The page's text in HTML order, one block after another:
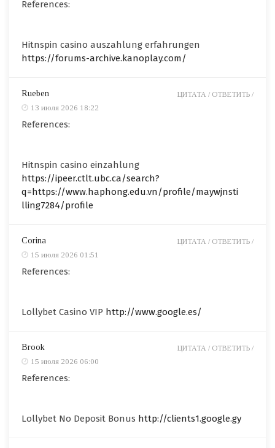
References:
Hitnspin casino auszahlung erfahrungen
https://forums-archive.kanoplay.com/
Rueben
13 июля 2026 18:22
References:
Hitnspin casino einzahlung
https://ipeer.ctlt.ubc.ca/search?
q=https://www.haphong.edu.vn/profile/maywjnsti
lling7284/profile
ЦИТАТА / ОТВЕТИТЬ /
Corina
15 июля 2026 01:51
References:
Lollybet Casino VIP http://www.google.es/
ЦИТАТА / ОТВЕТИТЬ /
Brook
15 июля 2026 06:00
References:
Lollybet No Deposit Bonus http://clients1.google.gy
ЦИТАТА / ОТВЕТИТЬ /